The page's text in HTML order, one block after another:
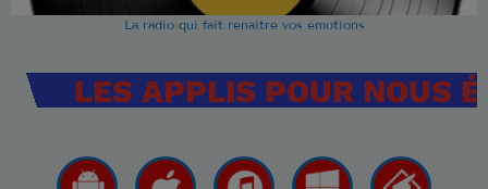
La radio qui fait renaitre vos émotions
LES APPLIS POUR NOUS